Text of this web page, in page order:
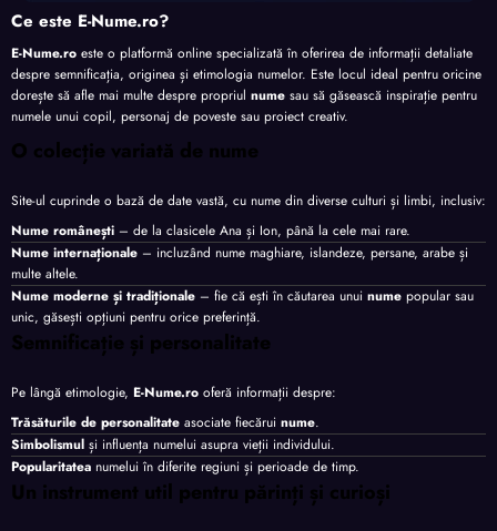
Ce este E-Nume.ro?
E-Nume.ro este o platformă online specializată în oferirea de informații detaliate
despre semnificația, originea și etimologia numelor. Este locul ideal pentru oricine
dorește să afle mai multe despre propriul nume sau să găsească inspirație pentru
numele unui copil, personaj de poveste sau proiect creativ.
O colecție variată de nume
Site-ul cuprinde o bază de date vastă, cu nume din diverse culturi și limbi, inclusiv:
Nume românești – de la clasicele Ana și Ion, până la cele mai rare.
Nume internaționale – incluzând nume maghiare, islandeze, persane, arabe și
multe altele.
Nume moderne și tradiționale – fie că ești în căutarea unui nume popular sau
unic, găsești opțiuni pentru orice preferință.
Semnificație și personalitate
Pe lângă etimologie, E-Nume.ro oferă informații despre:
Trăsăturile de personalitate asociate fiecărui nume.
Simbolismul și influența numelui asupra vieții individului.
Popularitatea numelui în diferite regiuni și perioade de timp.
Un instrument util pentru părinți și curioși